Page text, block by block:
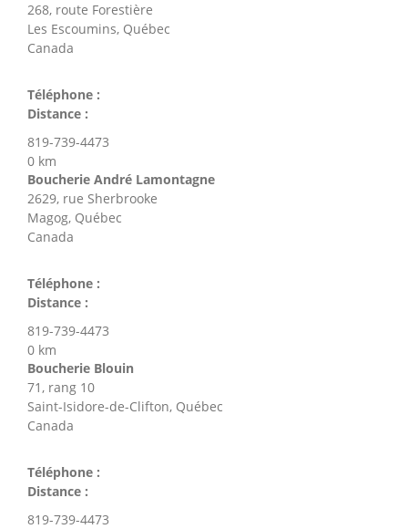
268, route Forestière
Les Escoumins, Québec
Canada
Téléphone :
Distance :
819-739-4473
0 km
Boucherie André Lamontagne
2629, rue Sherbrooke
Magog, Québec
Canada
Téléphone :
Distance :
819-739-4473
0 km
Boucherie Blouin
71, rang 10
Saint-Isidore-de-Clifton, Québec
Canada
Téléphone :
Distance :
819-739-4473